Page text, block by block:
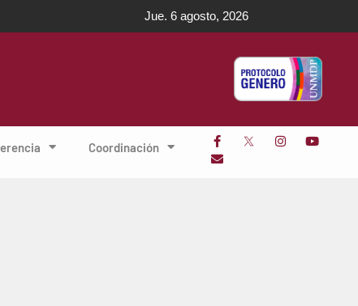
Jue. 6 agosto, 2026
Coordinación